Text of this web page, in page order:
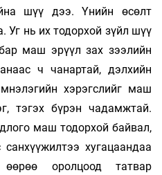
шүү дээ. Үнийн өсөлт
Уг нь их тодорхой зүйл шүү
маш эрүүл зах зээлийн
ч чанартай, дэлхийн
хэрэгслийг маш
тэгэх бүрэн чадамжтай.
маш тодорхой байвал,
хугацаандаа
оролцоод татвар